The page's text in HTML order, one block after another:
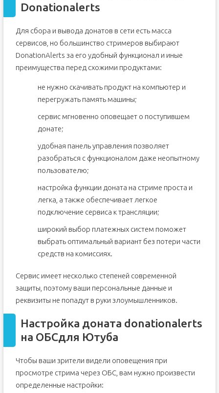
Donationalerts
Для сбора и вывода донатов в сети есть масса
сервисов, но большинство стримеров выбирают
DonationAlerts за его удобный функционал и иные
преимущества перед схожими продуктами:
не нужно скачивать продукт на компьютер и
перегружать память машины;
сервис мгновенно оповещает о поступившем
донате;
удобная панель управления позволяет
разобраться с функционалом даже неопытному
пользователю;
настройка функции доната на стриме проста и
легка, а также обеспечивает легкое
подключение сервиса к трансляции;
широкий выбор платежных систем поможет
выбрать оптимальный вариант без потери части
средств на комиссиях.
Сервис имеет несколько степеней современной
защиты, поэтому ваши персональные данные и
реквизиты не попадут в руки злоумышленников.
Настройка доната donationalerts
на ОБСдля Ютуба
Чтобы ваши зрители видели оповещения при
просмотре стрима через ОБС, вам нужно произвести
определенные настройки: